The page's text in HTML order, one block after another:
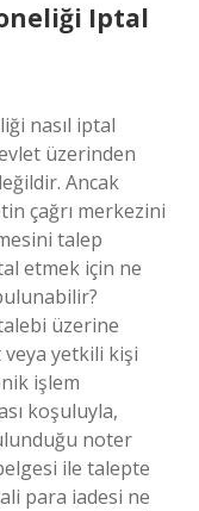
Iptal
nasıl iptal
üzerinden
Ancak
çağrı merkezini
talep
etmek için ne
üzerine
veya yetkili kişi
işlem
koşuluyla,
noter
ile talepte
para iadesi ne